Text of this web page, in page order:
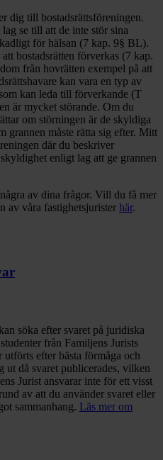
dig till bostadsrättsföreningen.
se till att de inte stör sina
för hälsan (7 kap. 9§ BL).
bostadsrätten förverkas (7 kap.
från hovrätten exempel på att
kan vara en typ av
kan leda till förverkande (T
är mycket störande. Om du
om störningen är de skyldiga
grannen måste rätta sig efter. Mitt
där du beskriver
enligt lag att ge grannen
av dina frågor. Vill du få mer
av våra fastighetsjurister här.
söka efter svaret på juridiska
från Familjens Jurists
efter bästa förmåga och
ut då svaret publicerades, vilken
Jurist ansvarar inte för ett visst
av att du använder svaret eller
sammanhang. Läs mer om